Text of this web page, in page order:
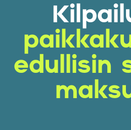
edullisin